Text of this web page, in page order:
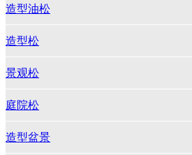
造型油松
造型松
景观松
庭院松
造型盆景